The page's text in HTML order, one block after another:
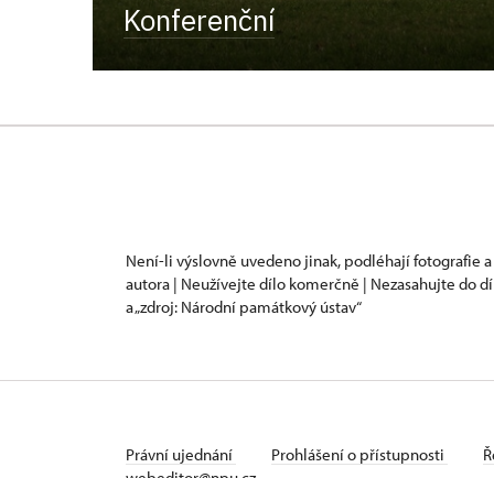
Konferenční
Není-li výslovně uvedeno jinak, podléhají fotografie
autora | Neužívejte dílo komerčně | Nezasahujte do
a „zdroj: Národní památkový ústav“
Právní ujednání Prohlášení o přístupnosti